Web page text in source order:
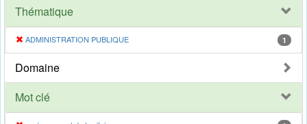
Thématique
ADMINISTRATION PUBLIQUE 1
Domaine
Mot clé